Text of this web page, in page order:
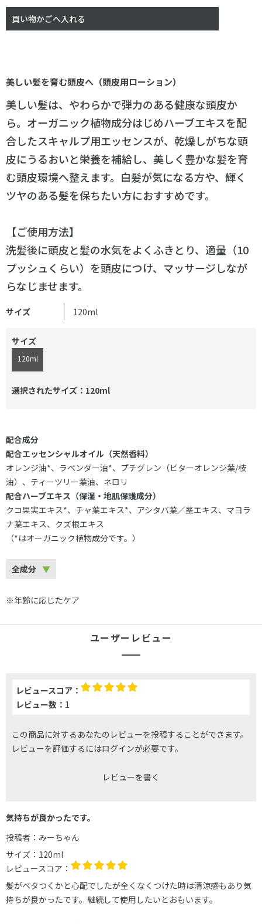
美しい髪を育む頭皮へ（頭皮用ローション）
サイズ 120ml
サイズ
120ml
選択されたサイズ：120ml
美しい髪は、やわらかで弾力のある健康な頭皮か
ら。オーガニック植物成分はじめハーブエキスを配
合したスキャルプ用エッセンスが、乾燥しがちな頭
皮にうるおいと栄養を補給し、美しく豊かな髪を育
む頭皮環境へ整えます。白髪が気になる方や、輝く
ツヤのある髪を保ちたい方におすすめです。
【ご使用方法】
洗髪後に頭皮と髪の水気をよくふきとり、適量（10
プッシュくらい）を頭皮につけ、マッサージしなが
らなじませます。
配合成分
配合エッセンシャルオイル（天然香料）
オレンジ油*、ラベンダー油*、プチグレン（ビターオレンジ葉/枝
油）、ティーツリー葉油、ネロリ
配合ハーブエキス（保湿・地肌保護成分）
クコ果実エキス*、チャ葉エキス*、アシタバ葉／茎エキス、マヨラ
ナ葉エキス、クズ根エキス
（*はオーガニック植物成分です。）
全成分
※年齢に応じたケア
ユーザーレビュー
レビュースコア：
レビュー数： 1
この商品に対するあなたのレビューを投稿することができます。
レビューを評価するにはログインが必要です。
レビューを書く
気持ちが良かったです。
投稿者： みーちゃん
サイズ： 120ml
レビュースコア：
髪がベタつくかと心配でしたが全くなくつけた時は清涼感もあり気
持ちが良かったです。継続して使用したいとおもいます。